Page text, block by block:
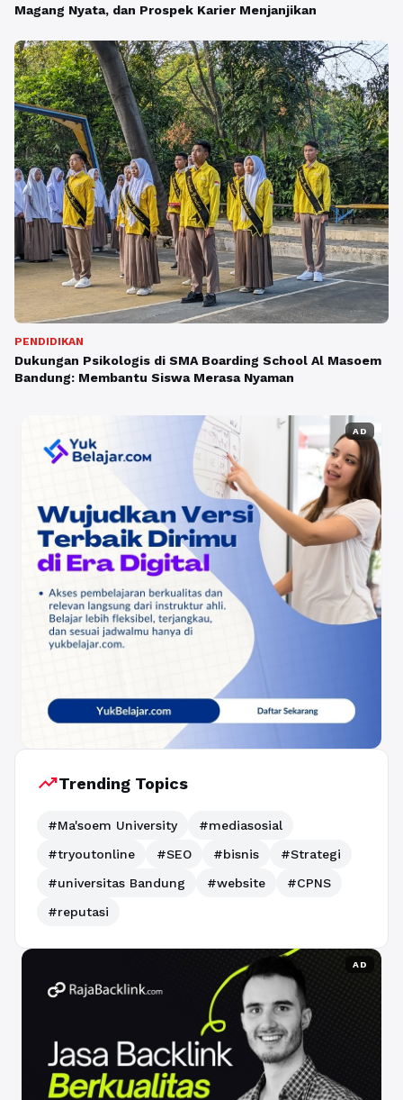
Magang Nyata, dan Prospek Karier Menjanjikan
PENDIDIKAN
Dukungan Psikologis di SMA Boarding School Al Masoem
Bandung: Membantu Siswa Merasa Nyaman
AD
trending_upTrending Topics
#Ma'soem University
#mediasosial
#tryoutonline
#SEO #bisnis
#Strategi
#universitas Bandung
#website
#CPNS
#reputasi
AD